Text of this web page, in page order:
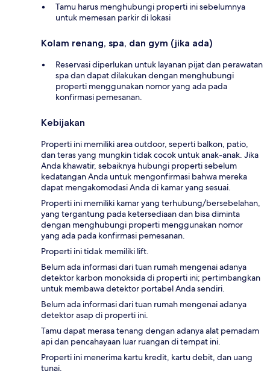
Tamu harus menghubungi properti ini sebelumnya
untuk memesan parkir di lokasi
Kolam renang, spa, dan gym (jika ada)
Reservasi diperlukan untuk layanan pijat dan perawatan
spa dan dapat dilakukan dengan menghubungi
properti menggunakan nomor yang ada pada
konfirmasi pemesanan.
Kebijakan
Properti ini memiliki area outdoor, seperti balkon, patio,
dan teras yang mungkin tidak cocok untuk anak-anak. Jika
Anda khawatir, sebaiknya hubungi properti sebelum
kedatangan Anda untuk mengonfirmasi bahwa mereka
dapat mengakomodasi Anda di kamar yang sesuai.
Properti ini memiliki kamar yang terhubung/bersebelahan,
yang tergantung pada ketersediaan dan bisa diminta
dengan menghubungi properti menggunakan nomor
yang ada pada konfirmasi pemesanan.
Properti ini tidak memiliki lift.
Belum ada informasi dari tuan rumah mengenai adanya
detektor karbon monoksida di properti ini; pertimbangkan
untuk membawa detektor portabel Anda sendiri.
Belum ada informasi dari tuan rumah mengenai adanya
detektor asap di properti ini.
Tamu dapat merasa tenang dengan adanya alat pemadam
api dan pencahayaan luar ruangan di tempat ini.
Properti ini menerima kartu kredit, kartu debit, dan uang
tunai.